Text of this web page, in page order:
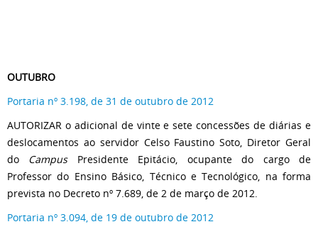
OUTUBRO
Portaria nº 3.198, de 31 de outubro de 2012
AUTORIZAR o adicional de vinte e sete concessões de diárias e
deslocamentos ao servidor Celso Faustino Soto, Diretor Geral
do CampusPresidente Epitácio, ocupante do cargo de
Professor do Ensino Básico, Técnico e Tecnológico, na forma
prevista no Decreto nº 7.689, de 2 de março de 2012.
Portaria nº 3.094, de 19 de outubro de 2012